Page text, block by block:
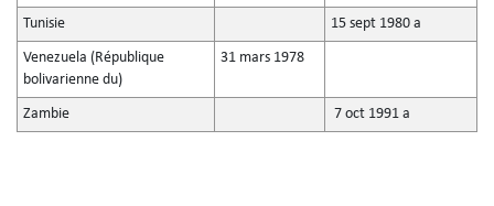
Tunisie 15 sept 1980 a
Venezuela (République
bolivarienne du)
31 mars 1978
Zambie 7 oct 1991 a